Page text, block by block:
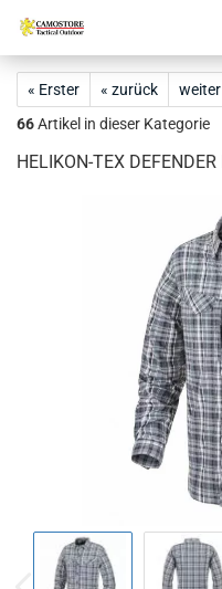
« Erster « zurück weiter
66Artikel in dieser Kategorie
HELIKON-TEX